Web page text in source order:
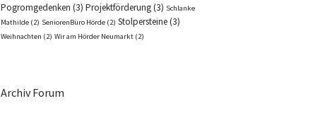
Pogromgedenken (3) Projektförderung(3) Schlanke
Mathilde (2) SeniorenBüro Hörde (2) Stolpersteine(3)
Weihnachten (2) Wir am Hörder Neumarkt (2)
Archiv Forum